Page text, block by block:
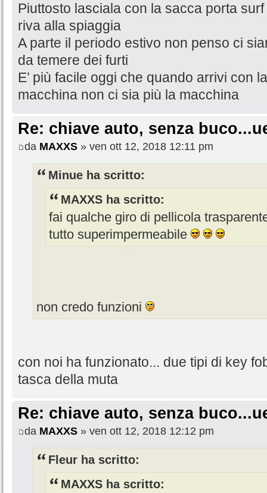
Piuttosto lasciala con la sacca porta
riva alla spiaggia
A parte il periodo estivo non penso ci
da temere dei furti
E’ più facile oggi che quando arrivi con
macchina non ci sia più la macchina
Re: chiave auto, senza
da MAXXS » ven ott 12, 2018 12:11 pm
Minue ha scritto:
MAXXS ha scritto:
fai qualche giro di pellicola
tutto superimpermeabile
non credo funzioni
con noi ha funzionato... due tipi di key
tasca della muta
Re: chiave auto, senza
da MAXXS » ven ott 12, 2018 12:12 pm
Fleur ha scritto:
MAXXS ha scritto: